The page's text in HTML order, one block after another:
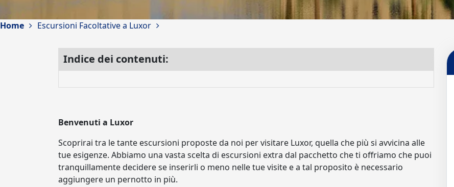
Home Escursioni Facoltative a Luxor
Indice dei contenuti:
Benvenuti a Luxor
Scoprirai tra le tante escursioni proposte da noi per visitare Luxor, quella che più si avvicina alle
tue esigenze. Abbiamo una vasta scelta di escursioni extra dal pacchetto che ti offriamo che puoi
tranquillamente decidere se inserirli o meno nelle tue visite e a tal proposito è necessario
aggiungere un pernotto in più.